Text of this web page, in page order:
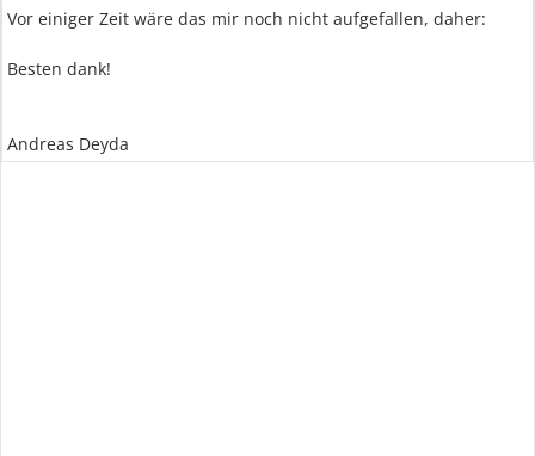
Vor einiger Zeit wäre das mir noch nicht aufgefallen, daher:
Besten dank!
Andreas Deyda